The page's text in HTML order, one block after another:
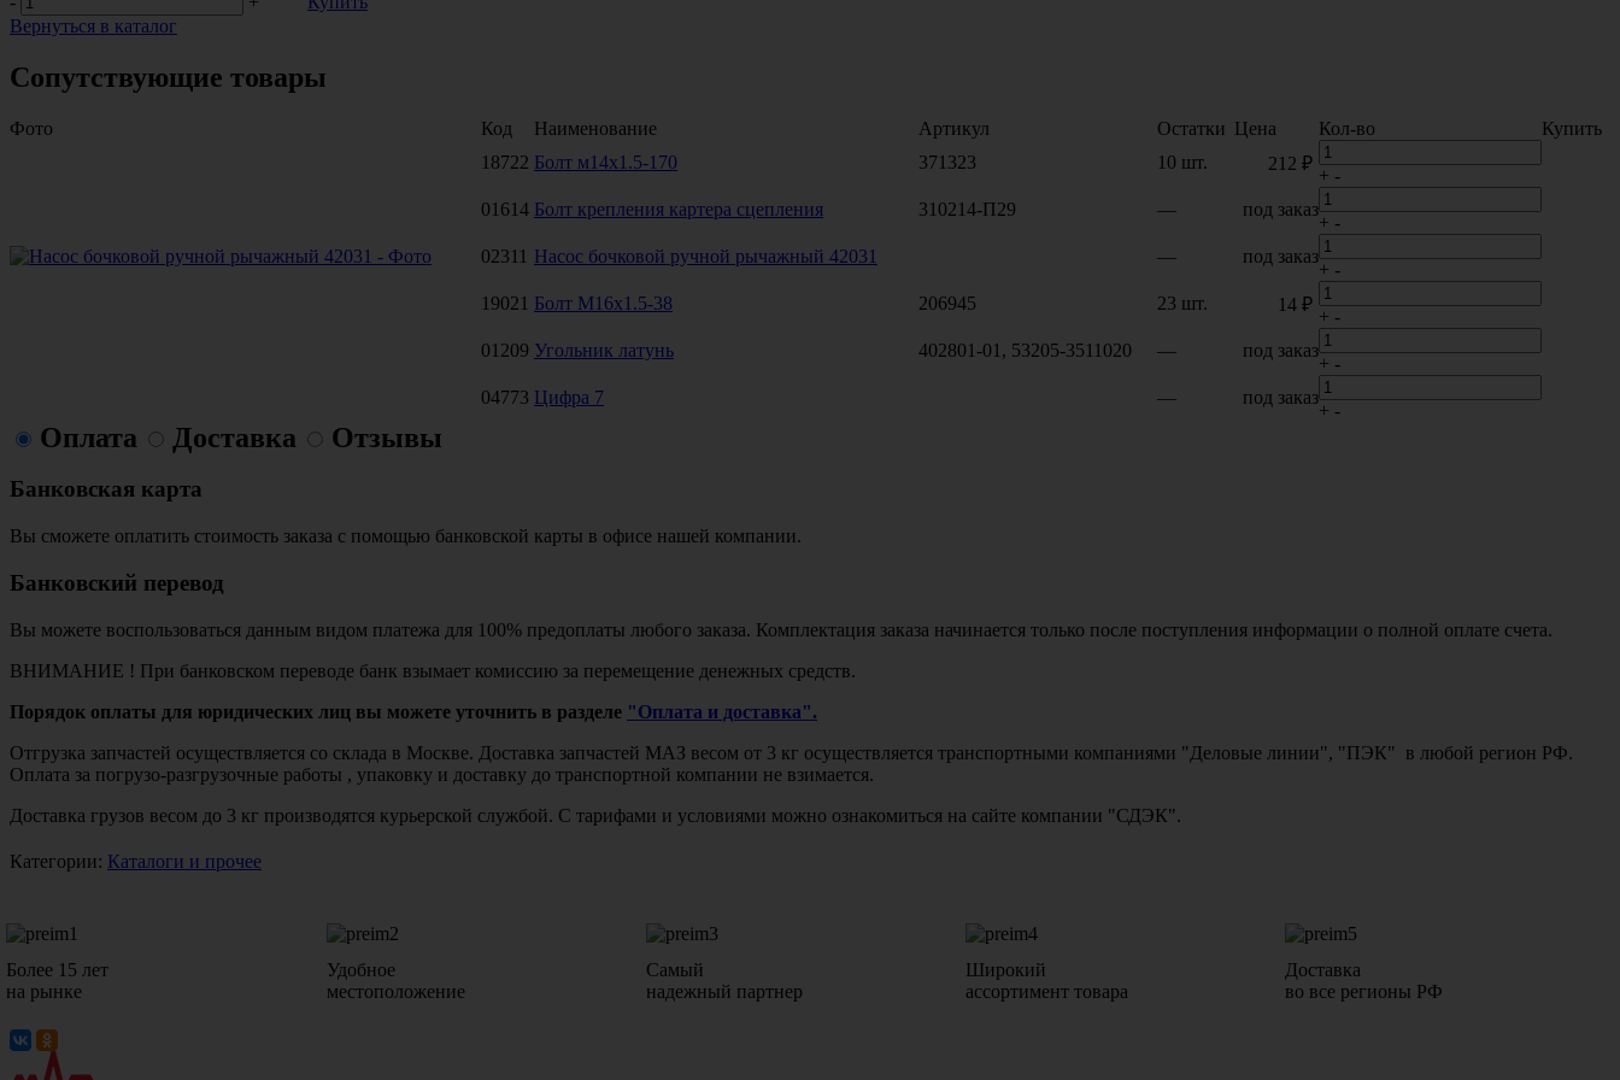
Вернуться в каталог
Сопутствующие товары
Фото Код Наименование Артикул Остатки Цена Кол-во
Купить
18722 Болт м14х1.5-170 371323 10 шт. 212 ₽
+ -
01614 Болт крепления картера сцепления 310214-П29 — под заказ
+ -
02311 Насос бочковой ручной рычажный 42031 — под заказ
+ -
19021 Болт М16х1.5-38 206945 23 шт. 14 ₽
+ -
01209 Угольник латунь 402801-01, 53205-3511020 — под заказ
+ -
04773 Цифра 7 — под заказ
+ -
Оплата Доставка Отзывы
Банковская карта
Вы сможете оплатить стоимость заказа с помощью банковской карты в офисе нашей компании.
Банковский перевод
Вы можете воспользоваться данным видом платежа для 100% предоплаты любого заказа. Комплектация заказа начинается только после поступления информации о полной оплате счета.
ВНИМАНИЕ ! При банковском переводе банк взымает комиссию за перемещение денежных средств.
Порядок оплаты для юридических лиц вы можете уточнить в разделе "Оплата и доставка".
Отгрузка запчастей осуществляется со склада в Москве. Доставка запчастей МАЗ весом от 3 кг осуществляется транспортными компаниями "Деловые линии", "ПЭК" в любой регион РФ.
Оплата за погрузо-разгрузочные работы , упаковку и доставку до транспортной компании не взимается.
Доставка грузов весом до 3 кг производятся курьерской службой. С тарифами и условиями можно ознакомиться на сайте компании "СДЭК".
Категории: Каталоги и прочее
Более 15 лет
на рынке
Удобное
местоположение
Самый
надежный партнер
Широкий
ассортимент товара
Доставка
во все регионы РФ